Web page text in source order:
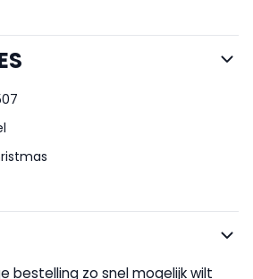
bestelling zo snel mogelijk wilt